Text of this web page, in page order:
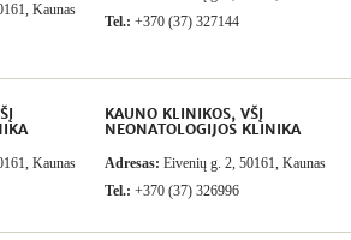
Kaunas
Tel.: +370 (37) 327144
Kaunas
KAUNO KLINIKOS, VŠĮ
NEONATOLOGIJOS KLINIKA
Adresas: Eivenių g. 2, 50161, Kaunas
Tel.: +370 (37) 326996